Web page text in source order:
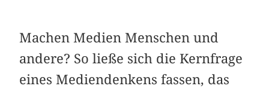
Machen Medien Menschen und
andere? So ließe sich die Kernfrage
eines Mediendenkens fassen, das